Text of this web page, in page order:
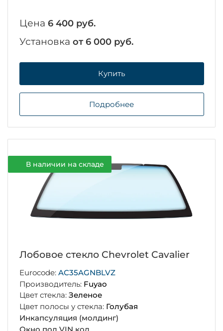
Цена 6 400 руб.
Установка от 6 000 руб.
Купить
Подробнее
В наличии на складе
Лобовое стекло Chevrolet Cavalier
Eurocode: AC35AGNBLVZ
Производитель: Fuyao
Цвет стекла: Зеленое
Цвет полосы у стекла: Голубая
Инкапсуляция (молдинг)